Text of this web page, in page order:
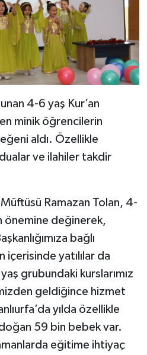
4-6 yaş Kur’an
minik öğrencilerin
aldı. Özellikle
ve ilahiler takdir
Ramazan Tolan, 4-
önemine değinerek,
bağlı
içerisinde yatılılar da
grubundaki kurslarımız
geldiğince hizmet
yılda özellikle
59 bin bebek var.
eğitime ihtiyaç